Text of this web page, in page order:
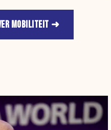
MOBILITEIT